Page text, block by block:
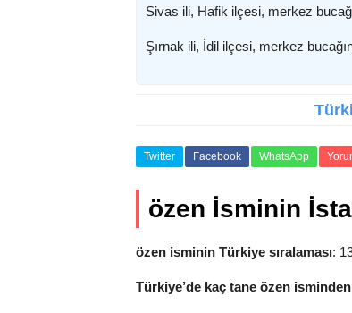
Sivas ili, Hafik ilçesi, merkez
Şırnak ili, İdil ilçesi, merkez
Twitter Facebook WhatsApp
özen İsminin
özen isminin Türkiye sıralaması:
Türkiye’de kaç tane özen